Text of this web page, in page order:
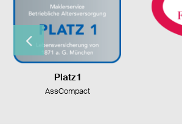
Platz 1
AssCompact